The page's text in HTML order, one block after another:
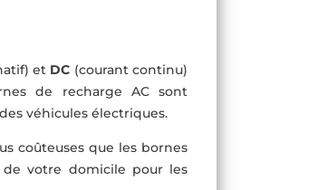
et DC (courant continu)
de recharge AC sont
véhicules électriques.
coûteuses que les bornes
votre domicile pour les